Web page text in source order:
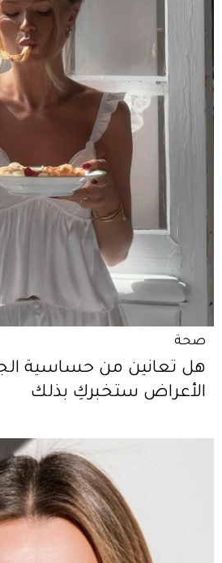
صحة
هل تعانين من حساسية
الأعراض ستخبركِ بذلك